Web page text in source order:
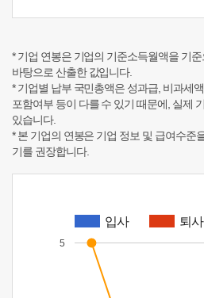
* 기업 연봉은 기업의 기준소득월액을 기
바탕으로 산출한 값입니다.
* 기업별 납부 국민총액은 성과급, 비과세
포함여부 등이 다를 수 있기 때문에, 실제
있습니다.
* 본 기업의 연봉은 기업 정보 및 급여수준
기를 권장합니다.
입사 퇴사
5